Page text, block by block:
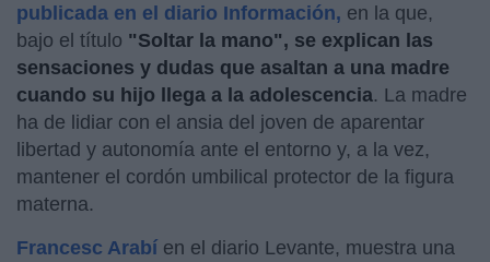
publicada en el diario Información, en la que,
bajo el título "Soltar la mano", se explican las
sensaciones y dudas que asaltan a una madre
cuando su hijo llega a la adolescencia. La madre
ha de lidiar con el ansia del joven de aparentar
libertad y autonomía ante el entorno y, a la vez,
mantener el cordón umbilical protector de la figura
materna.
Francesc Arabí en el diario Levante, muestra una